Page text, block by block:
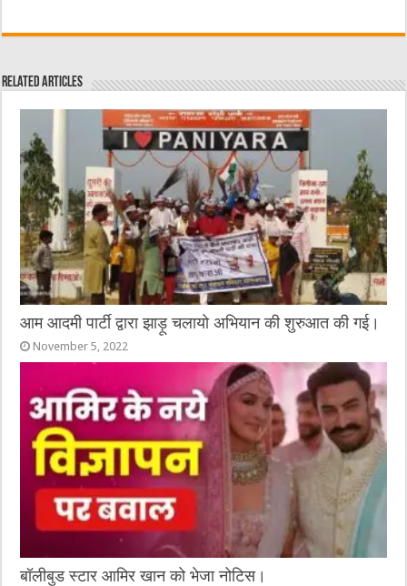
c
e
b
o
k
it
r
C
at
ai ss
n
g
er
at
A
p
p
Related Articles
आम आदमी पार्टी द्वारा झाड़ू चलायो अभियान की शुरुआत की गई।
November 5, 2022
बॉलीबुड स्टार आमिर खान को भेजा नोटिस।